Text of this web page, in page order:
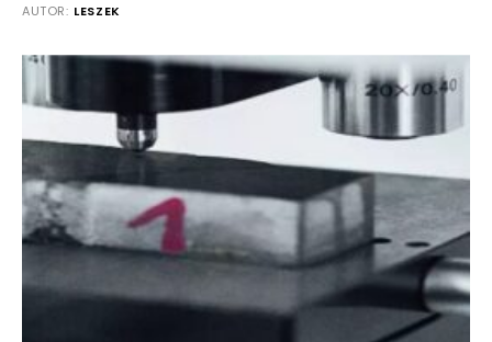
AUTOR: LESZEK